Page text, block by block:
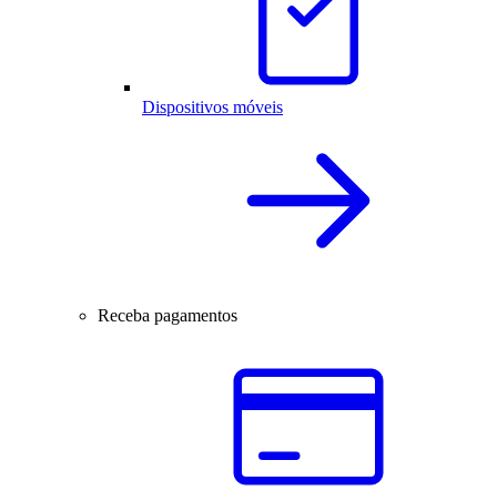
Dispositivos móveis
Receba pagamentos